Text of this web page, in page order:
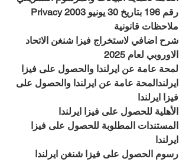
ملاحظات قانونية
شرح اضافي لاستخراج فيزا شنغن الاتحاد
الاوروبي لعام 2025
لمحة عامة عن ايرلندا والحصول على فيزا
ايرلندالمحة عامة عن ايرلندا والحصول على
فيزا ايرلندا
الأهلية للحصول على فيزا ايرلندا
المستندات المطلوبة للحصول على فيزا
ايرلندا
رسوم الحصول على فيزا شنغن ايرلندا